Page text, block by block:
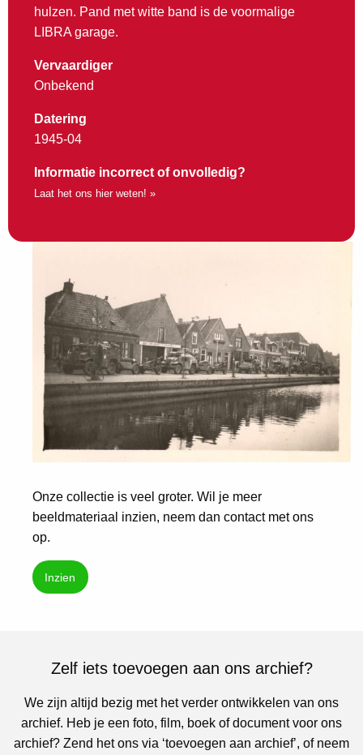
hulzen. Pand met witte band is de voormalige
LIBRA garage.
Vervaardiger
Onbekend
Datering
1945-04
Informatie incorrect of onvolledig?
Laat het ons hier weten! »
Onze collectie is veel groter. Wil je meer
beeldmateriaal inzien, neem dan contact met ons
op.
Inzien
Zelf iets toevoegen aan ons archief?
We zijn altijd bezig met het verder ontwikkelen van ons
archief. Heb je een foto, film, boek of document voor ons
archief? Zend het ons via ‘toevoegen aan archief’, of neem